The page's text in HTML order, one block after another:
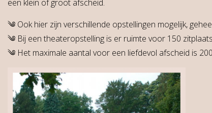
een klein of groot afscheid.
༄ Ook hier zijn verschillende opstellingen mogelijk,
༄ Bij een theateropstelling is er ruimte voor 150
༄ Het maximale aantal voor een liefdevol afscheid is